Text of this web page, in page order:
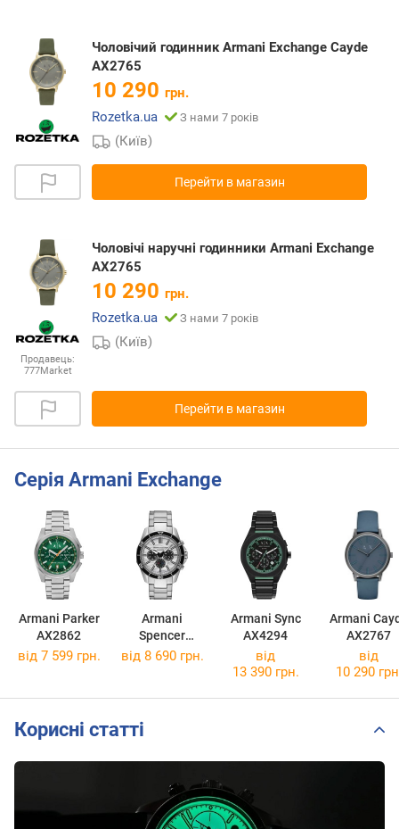
Чоловічий годинник Armani Exchange Cayde
AX2765
10 290 грн.
Rozetka.ua
З нами 7 років
(Київ)
Перейти в магазин
Продавець:
777Market
Чоловічі наручні годинники Armani Exchange
AX2765
10 290 грн.
Rozetka.ua
З нами 7 років
(Київ)
Перейти в магазин
Серія Armani Exchange
Armani Parker
AX2862
Armani
Spencer
AX1969
Armani Sync
AX4294
Armani
AX2767
від 7 599 грн. від 8 690 грн.
від
13 390 грн.
від
10 290
Корисні статті